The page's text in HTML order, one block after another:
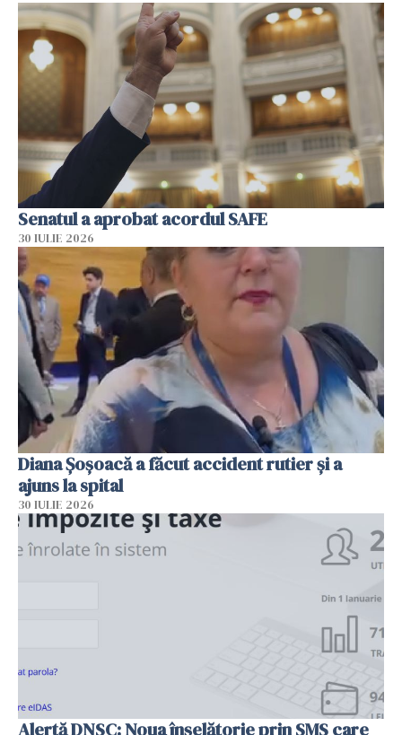
Senatul a aprobat acordul SAFE
30 IULIE 2026
Diana Șoșoacă a făcut accident rutier și a
ajuns la spital
30 IULIE 2026
Alertă DNSC: Noua înșelătorie prin SMS care